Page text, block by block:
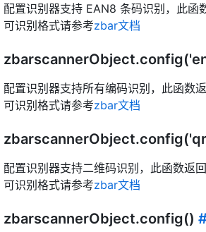
配置识别器支持 EAN8 条码识别，此函
可识别格式请参考zbar文档
配置识别器支持所有编码识别，此函数返
可识别格式请参考zbar文档
配置识别器支持二维码识别，此函数返回
可识别格式请参考zbar文档
zbarscannerObject.config()